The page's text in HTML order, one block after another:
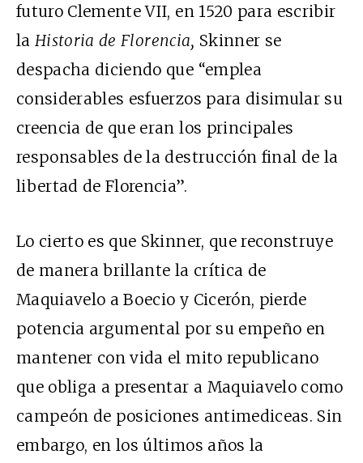
futuro Clemente VII, en 1520 para escribir
laHistoria de Florencia, Skinner se
despacha diciendo que “emplea
considerables esfuerzos para disimular su
creencia de que eran los principales
responsables de la destrucción final de la
libertad de Florencia”.
Lo cierto es que Skinner, que reconstruye
de manera brillante la crítica de
Maquiavelo a Boecio y Cicerón, pierde
potencia argumental por su empeño en
mantener con vida el mito republicano
que obliga a presentar a Maquiavelo como
campeón de posiciones antimediceas. Sin
embargo, en los últimos años la